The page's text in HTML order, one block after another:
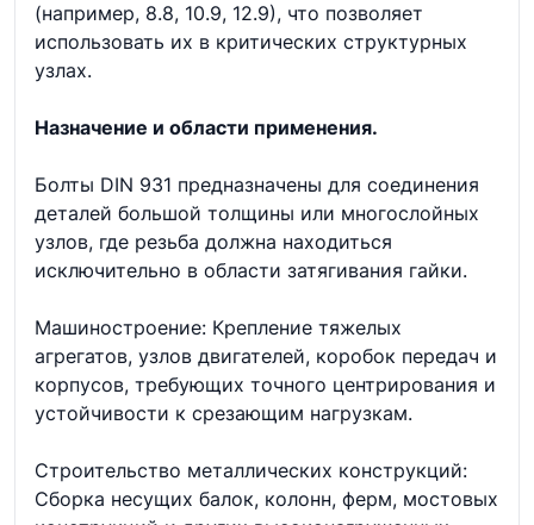
(например, 8.8, 10.9, 12.9), что позволяет
использовать их в критических структурных
узлах.
Назначение и области применения.
Болты DIN 931 предназначены для соединения
деталей большой толщины или многослойных
узлов, где резьба должна находиться
исключительно в области затягивания гайки.
Машиностроение: Крепление тяжелых
агрегатов, узлов двигателей, коробок передач и
корпусов, требующих точного центрирования и
устойчивости к срезающим нагрузкам.
Строительство металлических конструкций:
Сборка несущих балок, колонн, ферм, мостовых